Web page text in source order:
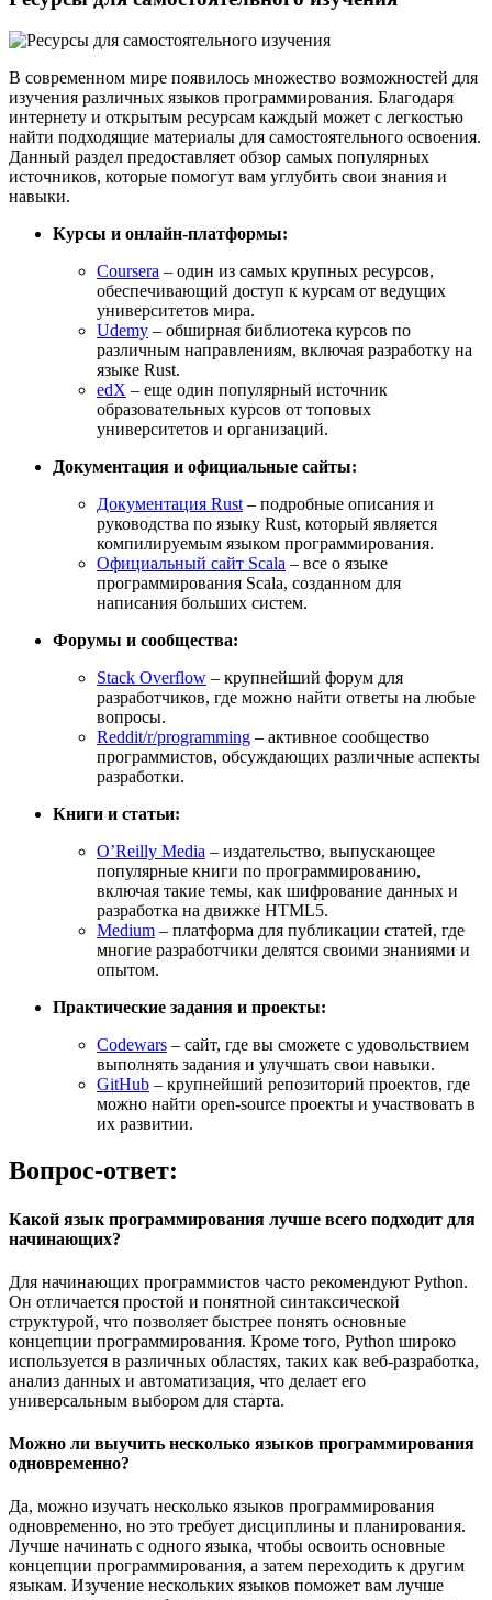
В современном мире появилось множество возможностей для
изучения различных языков программирования. Благодаря
интернету и открытым ресурсам каждый может с легкостью
найти подходящие материалы для самостоятельного освоения.
Данный раздел предоставляет обзор самых популярных
источников, которые помогут вам углубить свои знания и
навыки.
Курсы и онлайн-платформы:
Coursera – один из самых крупных ресурсов,
обеспечивающий доступ к курсам от ведущих
университетов мира.
Udemy – обширная библиотека курсов по
различным направлениям, включая разработку на
языке Rust.
edX – еще один популярный источник
образовательных курсов от топовых
университетов и организаций.
Документация и официальные сайты:
Документация Rust – подробные описания и
руководства по языку Rust, который является
компилируемым языком программирования.
Официальный сайт Scala – все о языке
программирования Scala, созданном для
написания больших систем.
Форумы и сообщества:
Stack Overflow – крупнейший форум для
разработчиков, где можно найти ответы на любые
вопросы.
Reddit/r/programming – активное сообщество
программистов, обсуждающих различные аспекты
разработки.
Книги и статьи:
O’Reilly Media – издательство, выпускающее
популярные книги по программированию,
включая такие темы, как шифрование данных и
разработка на движке HTML5.
Medium – платформа для публикации статей, где
многие разработчики делятся своими знаниями и
опытом.
Практические задания и проекты:
Codewars – сайт, где вы сможете с удовольствием
выполнять задания и улучшать свои навыки.
GitHub – крупнейший репозиторий проектов, где
можно найти open-source проекты и участвовать в
их развитии.
Вопрос-ответ:
Какой язык программирования лучше всего подходит для
начинающих?
Для начинающих программистов часто рекомендуют Python.
Он отличается простой и понятной синтаксической
структурой, что позволяет быстрее понять основные
концепции программирования. Кроме того, Python широко
используется в различных областях, таких как веб-разработка,
анализ данных и автоматизация, что делает его
универсальным выбором для старта.
Можно ли выучить несколько языков программирования
одновременно?
Да, можно изучать несколько языков программирования
одновременно, но это требует дисциплины и планирования.
Лучше начинать с одного языка, чтобы освоить основные
концепции программирования, а затем переходить к другим
языкам. Изучение нескольких языков поможет вам лучше